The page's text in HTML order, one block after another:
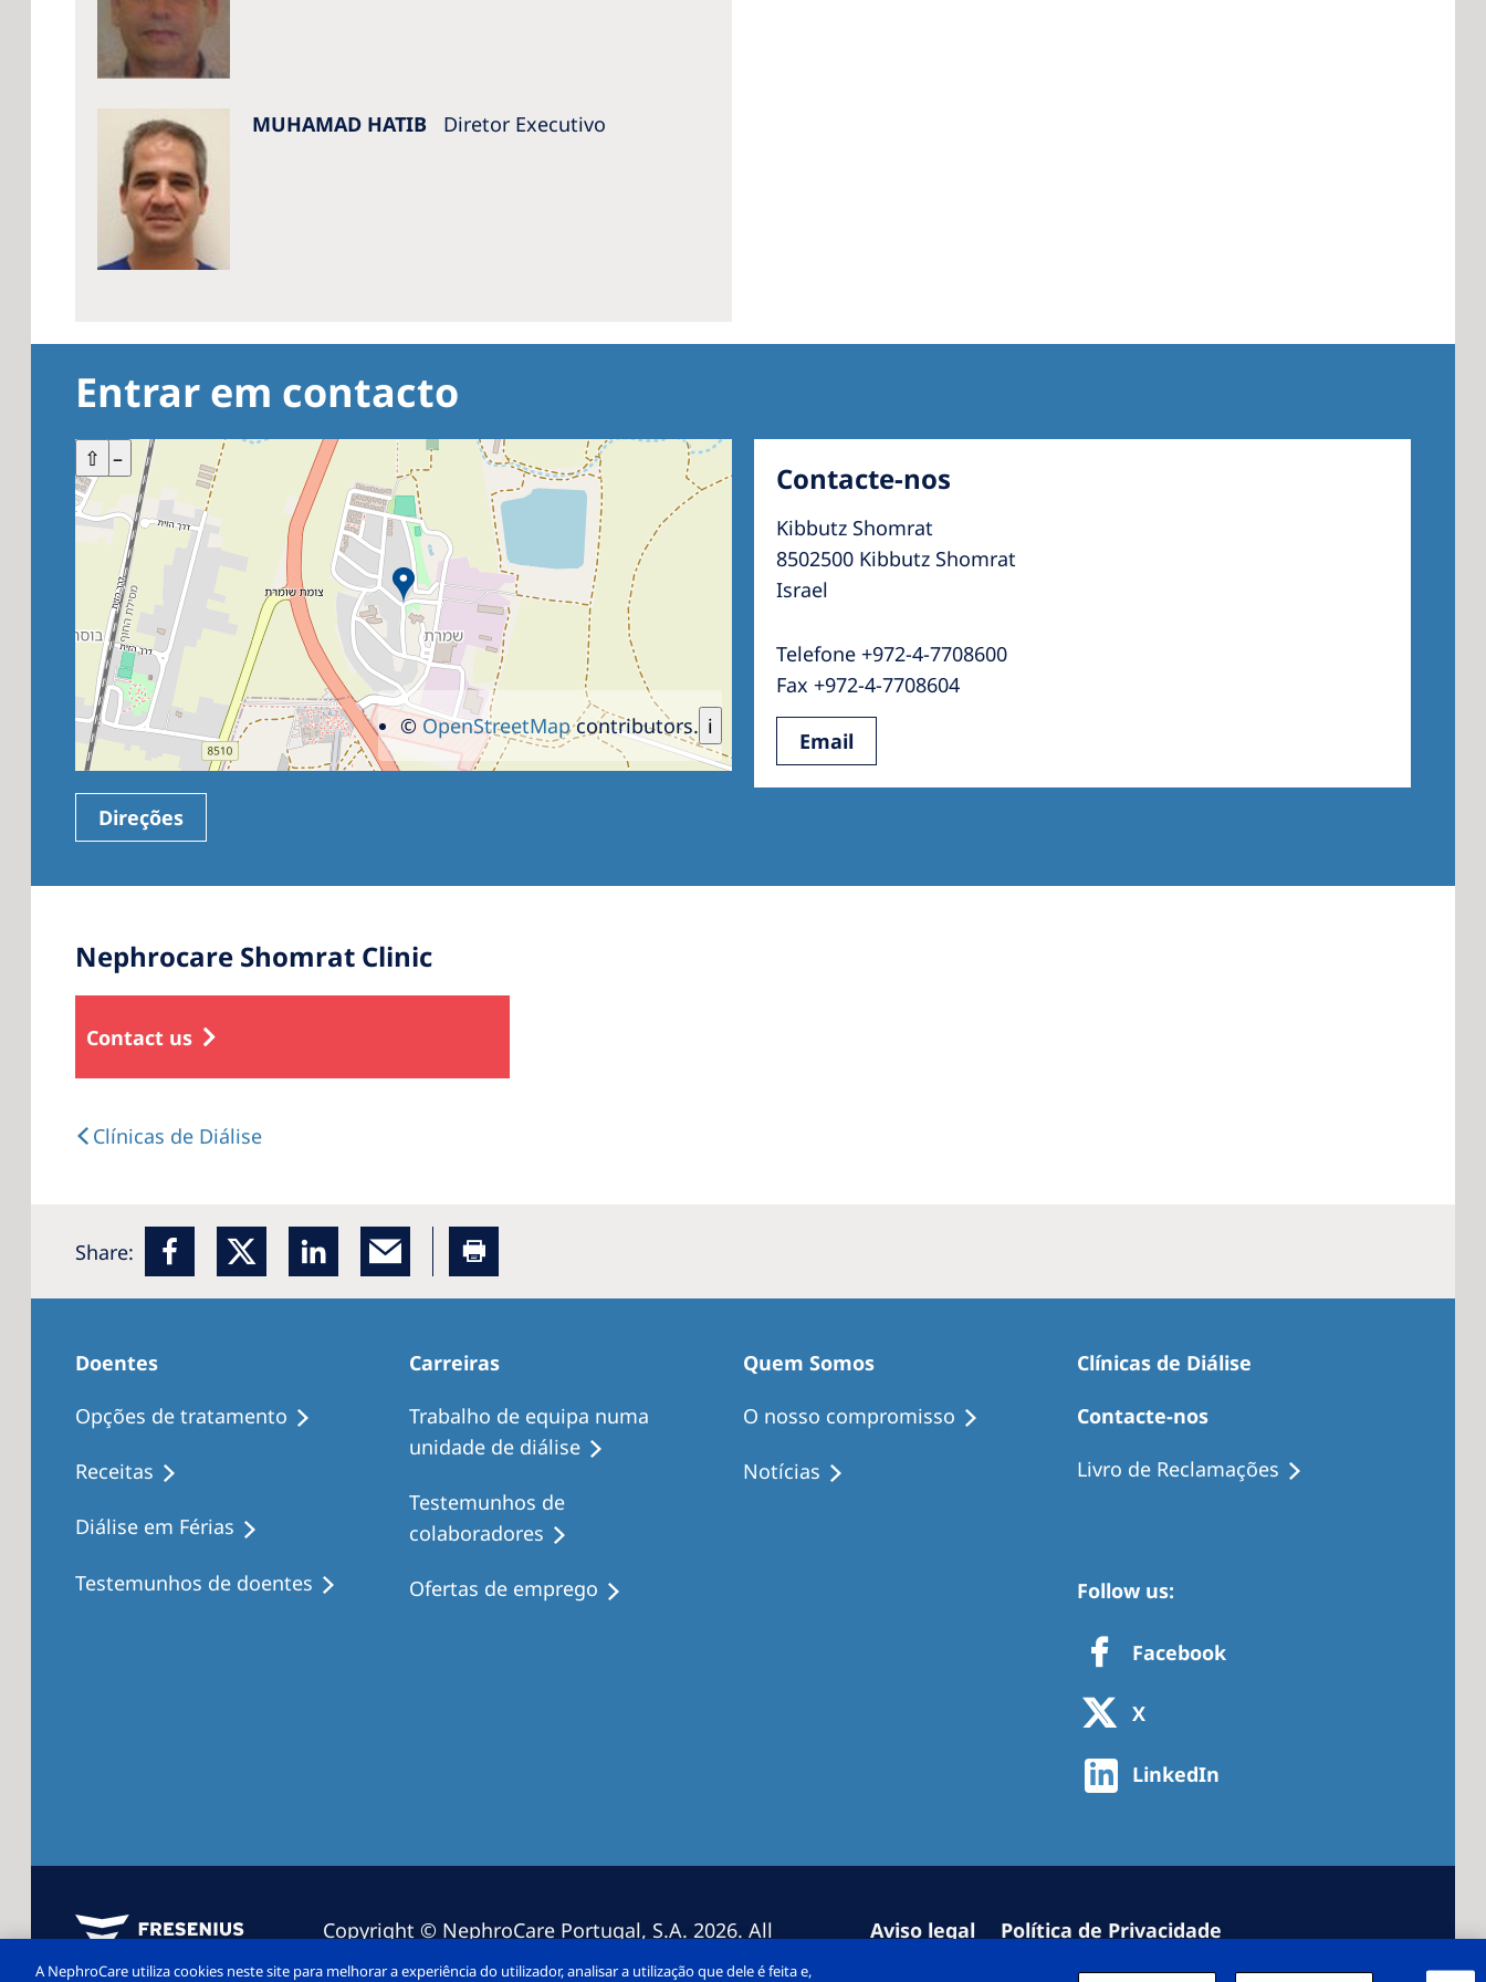
MUHAMAD HATIB Diretor Executivo
Entrar em contacto
+ –
⇧
i
© OpenStreetMapcontributors.
Direções
Contacte-nos
Kibbutz Shomrat
8502500 Kibbutz Shomrat
Israel
Telefone +972-4-7708600
Fax +972-4-7708604
Email
Nephrocare Shomrat Clinic
Contact us
Clínicas de Diálise
Share:
Doentes
Opções de tratamento
Receitas
Diálise em Férias
Testemunhos de doentes
Carreiras
Trabalho de equipa numa
unidade de diálise
Testemunhos de
colaboradores
Ofertas de emprego
Quem Somos
O nosso compromisso
Notícias
Clínicas de Diálise
Contacte-nos
Livro de Reclamações
Follow us:
Facebook
X
LinkedIn
Copyright © NephroCare Portugal, S.A. 2026. All
rights reserved
Aviso legal
Política de Privacidade
A NephroCare utiliza cookies neste site para melhorar a experiência do utilizador, analisar a utilização que dele é feita e,